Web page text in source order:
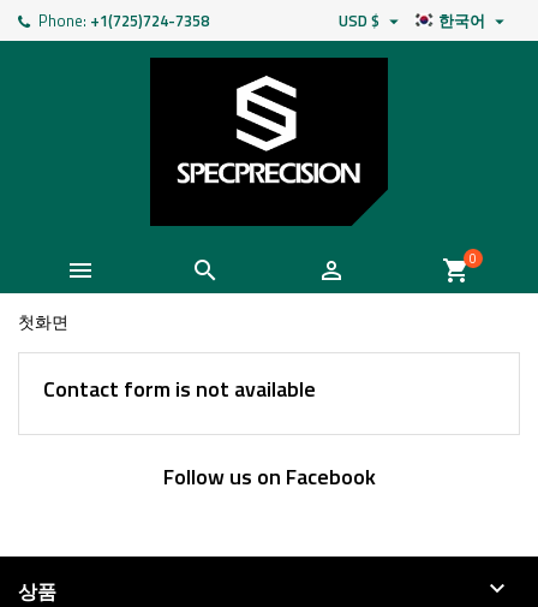
Phone: +1(725)724-7358 한국어 
USD $ 
   shopping_cart0
첫화면
Contact form is not available
Follow us on Facebook
상품 